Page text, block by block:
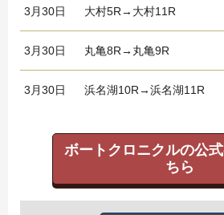
3月30日 大村5R→大村11R
3月30日 丸亀8R→丸亀9R
3月30日 浜名湖10R→浜名湖11R
ボートクロニクルの公
ちら